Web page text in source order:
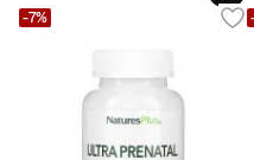
-7%